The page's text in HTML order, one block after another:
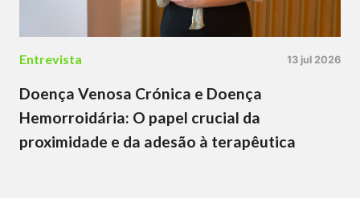
Entrevista 13 jul 2026
Doença Venosa Crónica e Doença
Hemorroidária: O papel crucial da
proximidade e da adesão à terapêutica